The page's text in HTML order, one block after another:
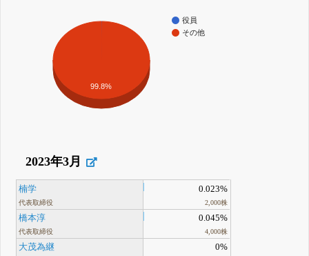
役員
その他
99.8%
2023年3月
楠学
代表取締役
0.023%
2,000株
橋本淳
代表取締役
0.045%
4,000株
大茂為継 0%